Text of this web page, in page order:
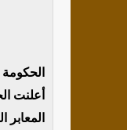
أعلنت